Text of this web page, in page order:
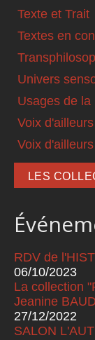
Texte et Trait
Textes en
Univers
Usages de la
Voix d'ailleurs
Voix
LES
RDV de
06/10/2023
La collection
Jeanine
27/12/2022
SALON